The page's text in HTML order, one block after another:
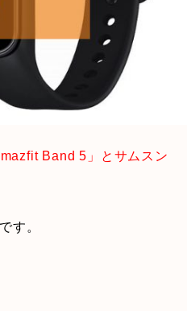
Band 5」とサムスン
です。